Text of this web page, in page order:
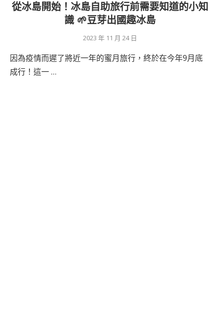
從冰島開始！冰島自助旅行前需要知道的小知
識 🌱豆芽出國趣冰島
2023 年 11 月 24 日
因為疫情而遲了將近一年的蜜月旅行，終於在今年9月底
成行！這一 …